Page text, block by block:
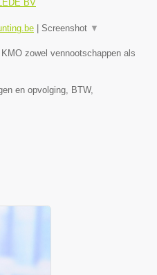
BV
Screenshot ▼
zowel vennootschappen als
en opvolging, BTW,